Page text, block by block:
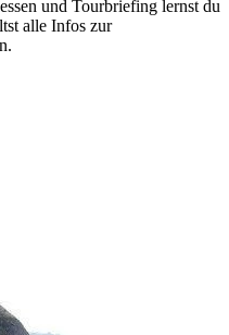
und Tourbriefing lernst du
alle Infos zur